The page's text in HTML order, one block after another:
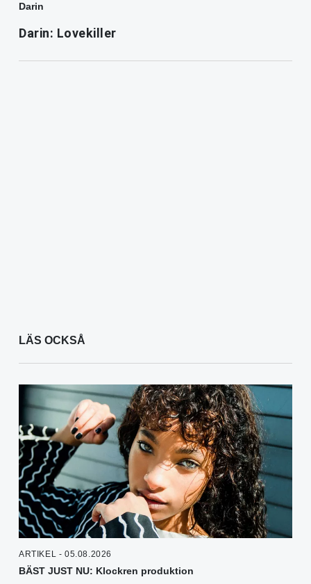
Darin
Darin: Lovekiller
LÄS OCKSÅ
ARTIKEL - 05.08.2026
BÄST JUST NU: Klockren produktion